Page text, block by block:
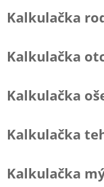
Kalkulačka
Kalkulačka
Kalkulačka
Kalkulačka
Kalkulačka